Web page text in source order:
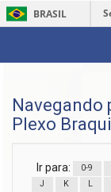
BRASIL
Navegando
Plexo
Ir para: 0-9
J
K L